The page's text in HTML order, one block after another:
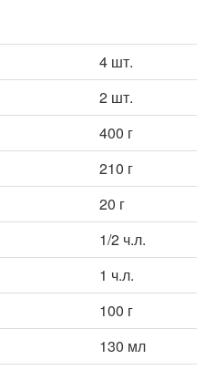
4 шт.
2 шт.
400 г
210 г
20 г
1/2 ч.л.
1 ч.л.
100 г
130 мл